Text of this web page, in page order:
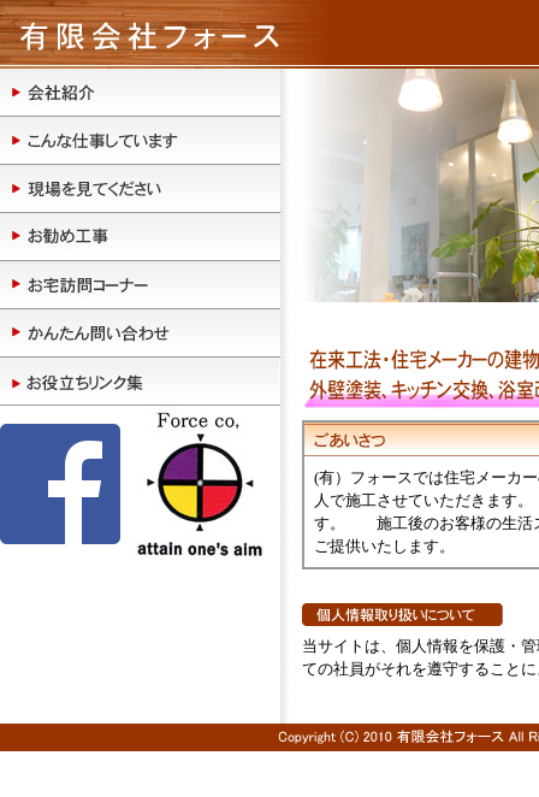
(有）フォースでは住宅メーカ
人で施工させていただきます
す。 施工後のお客様の生活
ご提供いたします。
当サイトは、個人情報を保護・
ての社員がそれを遵守すること